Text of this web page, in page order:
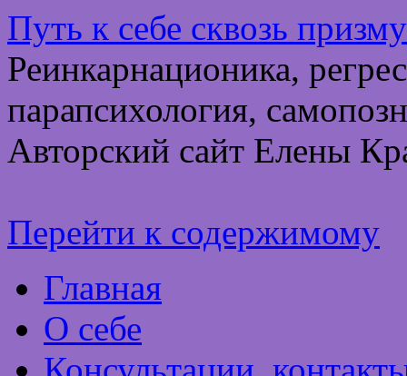
Путь к себе сквозь
Реинкарнационика,
парапсихология,
Авторский сайт Елены
Перейти к содержимому
Главная
О себе